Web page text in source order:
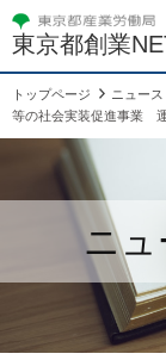
東京都創業
トップページ ニュー
等の社会実装促進事業
ニュ